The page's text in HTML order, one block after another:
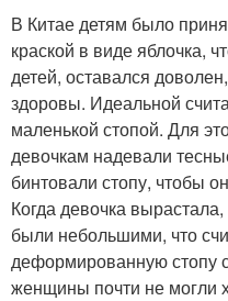
В Китае детям было
краской в виде яблочка,
детей, оставался
здоровы. Идеальной
маленькой стопой. Для
девочкам надевали
бинтовали стопу, чтобы
Когда девочка
были небольшими, что
деформированную стопу
женщины почти не могли